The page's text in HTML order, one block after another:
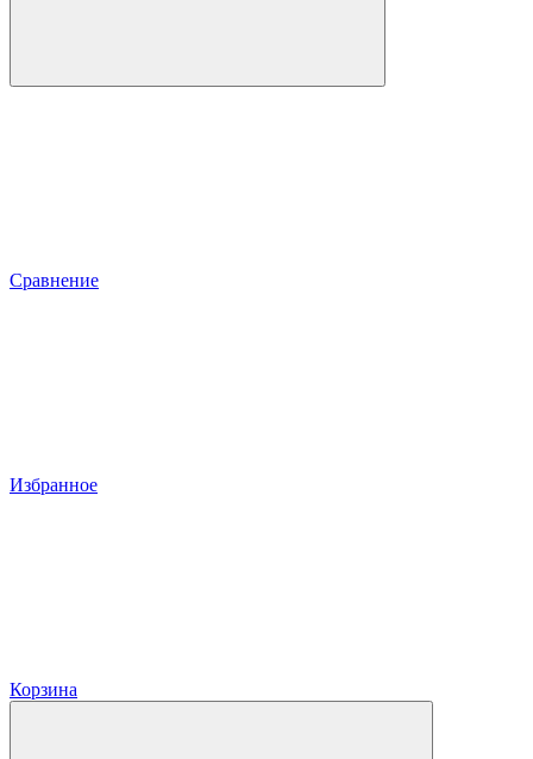
Сравнение
Избранное
Корзина